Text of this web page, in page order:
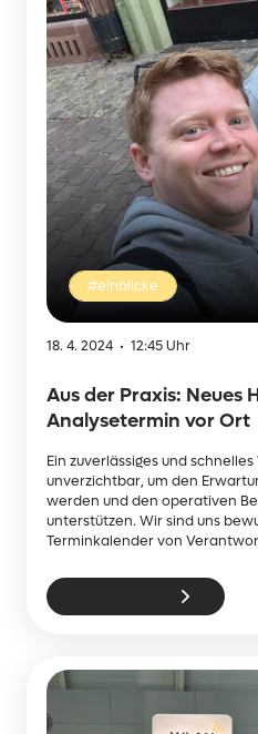
#einblicke
18. 4. 2024 • 12:45 Uhr
Aus der Praxis: Neues
Analysetermin vor Ort
Ein zuverlässiges und
unverzichtbar, um den
werden und den operativen
unterstützen. Wir sind uns
Terminkalender von